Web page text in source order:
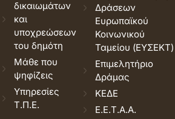
δικαιωμάτων
και
υποχρεώσεων
του δημότη
Μάθε που
ψηφίζεις
Υπηρεσίες
Τ.Π.Ε.
Δράσεων
Ευρωπαϊκού
Κοινωνικού
Ταμείου (ΕΥΣΕΚΤ)
Επιμελητήριο
Δράμας
ΚΕΔΕ
Ε.Ε.Τ.Α.Α.